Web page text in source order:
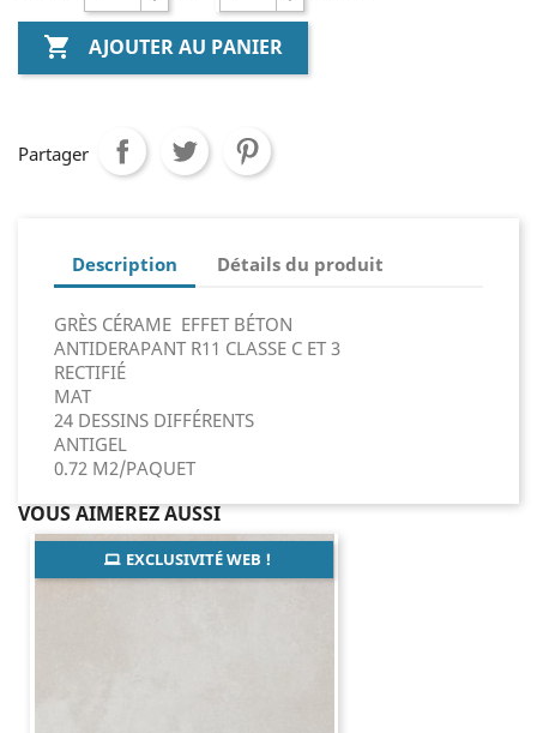
 AJOUTER AU PANIER
Partager
Description Détails du produit
GRÈS CÉRAME EFFET BÉTON
ANTIDERAPANT R11 CLASSE C ET 3
RECTIFIÉ
MAT
24 DESSINS DIFFÉRENTS
ANTIGEL
0.72 M2/PAQUET
VOUS AIMEREZ AUSSI
EXCLUSIVITÉ WEB !